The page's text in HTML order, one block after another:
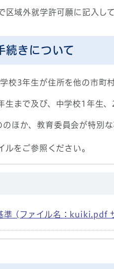
区域外就学許可願に記入し
続きについて
校3年生が住所を他の市町
生まで及び、中学校1年生
のほか、教育委員会が特別
ルをご参照ください。
準 (ファイル名：kuiki.pdf